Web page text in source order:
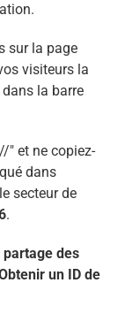
sur la page
visiteurs la
la barre
" et ne copiez-
dans
secteur de
.
des
un ID de